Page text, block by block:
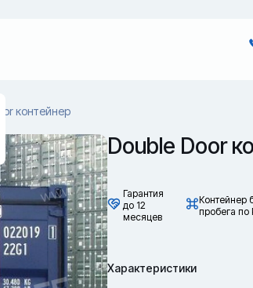
контейнер
Double Door
Гарантия
до 12
месяцев
Контейнер
пробега по
Характеристики